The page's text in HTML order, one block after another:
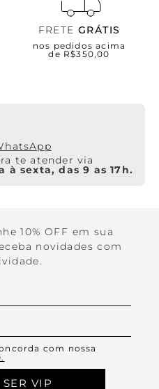
FRETE GRÁTIS
nos pedidos acima
de R$350,00
te atender via
à sexta, das 9 as 17h.
10% OFF em sua
novidades com
com nossa
VIP